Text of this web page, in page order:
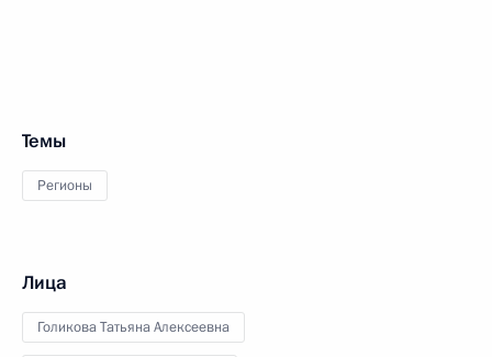
Темы
Регионы
Лица
Голикова Татьяна Алексеевна